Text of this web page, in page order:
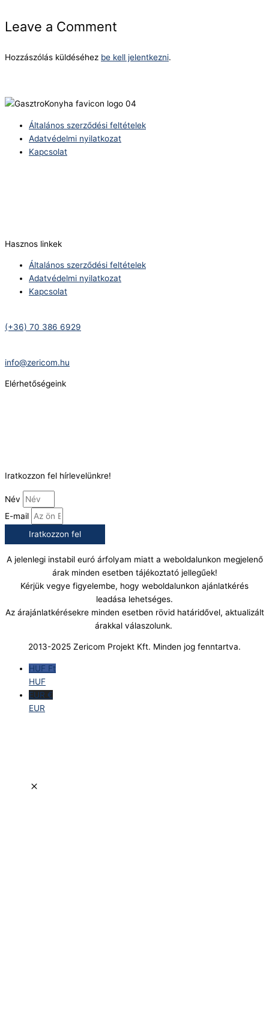
Leave a Comment
Hozzászólás küldéséhez be kell jelentkezni.
Általános szerződési feltételek
Adatvédelmi nyilatkozat
Kapcsolat
Hasznos linkek
Általános szerződési feltételek
Adatvédelmi nyilatkozat
Kapcsolat
(+36) 70 386 6929
info@zericom.hu
Elérhetőségeink
Iratkozzon fel hírlevelünkre!
Név
E-mail
Iratkozzon fel
A jelenlegi instabil euró árfolyam miatt a weboldalunkon megjelenő
árak minden esetben tájékoztató jellegűek!
Kérjük vegye figyelembe, hogy weboldalunkon ajánlatkérés
leadása lehetséges.
Az árajánlatkérésekre minden esetben rövid határidővel, aktualizált
árakkal válaszolunk.
2013-2025 Zericom Projekt Kft. Minden jog fenntartva.
HUF Ft
HUF
EUR €
EUR